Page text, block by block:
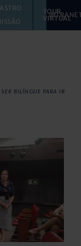
TOUR
VIRTUAL
SER BILÍNGUE PARA IR